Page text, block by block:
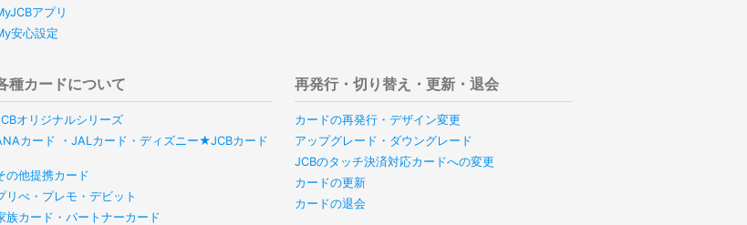
アプリ
安心設定
種カードについて
オリジナルシリーズ
カード ・JALカード・ディズニー★JCBカード
の他提携カード
リぺ・プレモ・デビット
族カード・パートナーカード
再発行・切り替え・更新・退会
カードの再発行・デザイン変更
アップグレード・ダウングレード
JCBのタッチ決済対応カードへの変更
カードの更新
カードの退会